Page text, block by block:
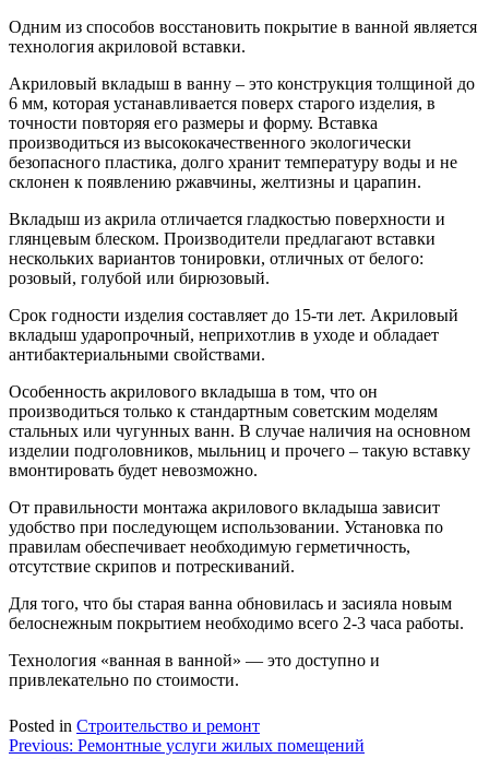
Одним из способов восстановить покрытие в ванной является
технология акриловой вставки.
Акриловый вкладыш в ванну – это конструкция толщиной до
6 мм, которая устанавливается поверх старого изделия, в
точности повторяя его размеры и форму. Вставка
производиться из высококачественного экологически
безопасного пластика, долго хранит температуру воды и не
склонен к появлению ржавчины, желтизны и царапин.
Вкладыш из акрила отличается гладкостью поверхности и
глянцевым блеском. Производители предлагают вставки
нескольких вариантов тонировки, отличных от белого:
розовый, голубой или бирюзовый.
Срок годности изделия составляет до 15-ти лет. Акриловый
вкладыш ударопрочный, неприхотлив в уходе и обладает
антибактериальными свойствами.
Особенность акрилового вкладыша в том, что он
производиться только к стандартным советским моделям
стальных или чугунных ванн. В случае наличия на основном
изделии подголовников, мыльниц и прочего – такую вставку
вмонтировать будет невозможно.
От правильности монтажа акрилового вкладыша зависит
удобство при последующем использовании. Установка по
правилам обеспечивает необходимую герметичность,
отсутствие скрипов и потрескиваний.
Для того, что бы старая ванна обновилась и засияла новым
белоснежным покрытием необходимо всего 2-3 часа работы.
Технология «ванная в ванной» — это доступно и
привлекательно по стоимости.
Posted in Строительство и ремонт
Навигация
Previous: Ремонтные услуги жилых помещений